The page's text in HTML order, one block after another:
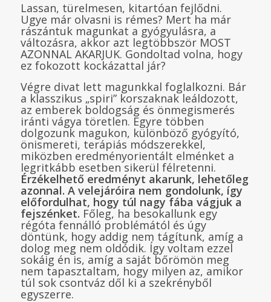
Lassan, türelmesen, kitartóan fejlődni.
Ugye már olvasni is rémes? Mert ha már
rászántuk magunkat a gyógyulásra, a
változásra, akkor azt legtöbbször MOST
AZONNAL AKARJUK. Gondoltad volna, hogy
ez fokozott kockázattal jár?
Végre divat lett magunkkal foglalkozni. Bár
a klasszikus „spiri” korszaknak leáldozott,
az emberek boldogság és önmegismerés
iránti vágya töretlen. Egyre többen
dolgozunk magukon, különböző gyógyító,
önismereti, terápiás módszerekkel,
miközben eredményorientált elménket a
legritkább esetben sikerül félretenni.
Érzékelhető eredményt akarunk, lehetőleg
azonnal. A velejáróira nem gondolunk, így
előfordulhat, hogy túl nagy fába vágjuk a
fejszénket. Főleg, ha besokallunk egy
régóta fennálló problémától és úgy
döntünk, hogy addig nem tágítunk, amíg a
dolog meg nem oldódik. Így voltam ezzel
sokáig én is, amíg a saját bőrömön meg
nem tapasztaltam, hogy milyen az, amikor
túl sok csontváz dől ki a szekrényből
egyszerre.